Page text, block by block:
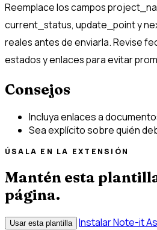
Reemplace los campos
current_status, update_point y
reales antes de enviarla. Revise
estados y enlaces para evitar
Consejos
Incluya enlaces a
Sea explícito sobre quién
ÚSALA EN LA EXTENSIÓN
Mantén esta
página.
Usar esta plantilla Instalar Note-it